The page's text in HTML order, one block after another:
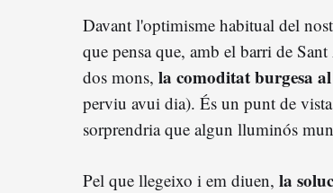
Davant l'optimisme habitual del
que pensa que, amb el barri de
dos mons, la comoditat burgesa
perviu avui dia). És un punt de
sorprendria que algun lluminós
Pel que llegeixo i em diuen, la